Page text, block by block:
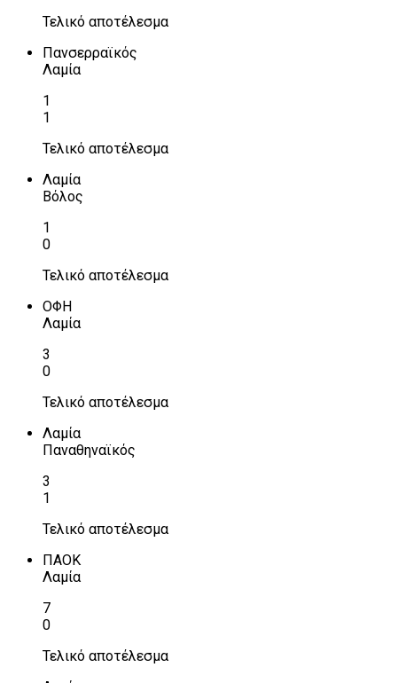
Τελικό αποτέλεσμα
Πανσερραϊκός
Λαμία
1
1
Τελικό αποτέλεσμα
Λαμία
Βόλος
1
0
Τελικό αποτέλεσμα
ΟΦΗ
Λαμία
3
0
Τελικό αποτέλεσμα
Λαμία
Παναθηναϊκός
3
1
Τελικό αποτέλεσμα
ΠΑΟΚ
Λαμία
7
0
Τελικό αποτέλεσμα